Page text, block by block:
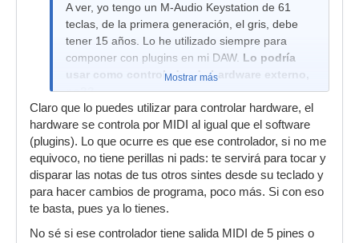
A ver, yo tengo un M-Audio Keystation de 61
teclas, de la primera generación, el gris, debe
tener 15 años. Lo he utilizado siempre para
componer con plugins en mi DAW. Lo podría
usar como controlador de hardware externo,
no??
Mostrar más
Claro que lo puedes utilizar para controlar hardware, el
hardware se controla por MIDI al igual que el software
(plugins). Lo que ocurre es que ese controlador, si no me
equivoco, no tiene perillas ni pads: te servirá para tocar y
disparar las notas de tus otros sintes desde su teclado y
para hacer cambios de programa, poco más. Si con eso
te basta, pues ya lo tienes.
No sé si ese controlador tiene salida MIDI de 5 pines o